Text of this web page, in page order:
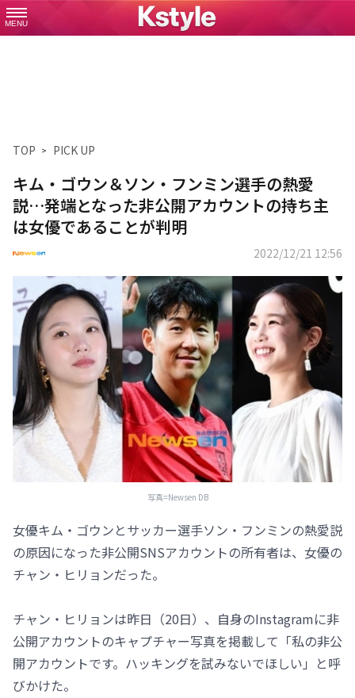
MENU
TOP PICK UP
キム・ゴウン＆ソン・フンミン選手の熱愛
説…発端となった非公開アカウントの持ち主
は女優であることが判明
2022/12/21 12:56
写真=Newsen DB
女優キム・ゴウンとサッカー選手ソン・フンミンの熱愛説
の原因になった非公開SNSアカウントの所有者は、女優の
チャン・ヒリョンだった。
チャン・ヒリョンは昨日（20日）、自身のInstagramに非
公開アカウントのキャプチャー写真を掲載して「私の非公
開アカウントです。ハッキングを試みないでほしい」と呼
びかけた。